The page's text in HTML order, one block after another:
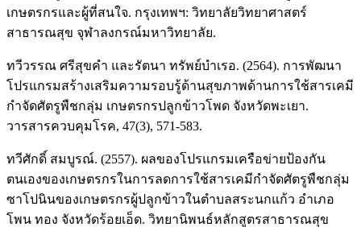
เกษตรกรและผู้ที่สนใจ. กรุงเทพฯ: วิทยาลัยวิทยาศาสตร์
สาธารณสุข จุฬาลงกรณ์มหาวิทยาลัย.
ทวีวรรณ ศรีสุขคำ และรัตนา ทรัพย์บำเรอ. (2564). การพัฒนา
โปรแกรมสร้างเสริมความรอบรู้ด้านสุขภาพด้านการใช้สารเคมี
กำจัดศัตรูพืชกลุ่ม เกษตรกรปลูกข้าวโพด จังหวัดพะเยา.
วารสารควบคุมโรค, 47(3), 571-583.
ทวีศักดิ์ สมบูรณ์. (2557). ผลของโปรแกรมเครือข่ายป้องกัน
ตนเองของเกษตรกรในการลดการใช้สารเคมีกำจัดศัตรูพืชกลุ่ม
ซาโปนินของเกษตรกรผู้ปลูกข้าวในตำบลสระนกแก้ว อำเภอ
โพน ทอง จังหวัดร้อยเอ็ด. วิทยานิพนธ์หลักสูตรสาธารณสุข